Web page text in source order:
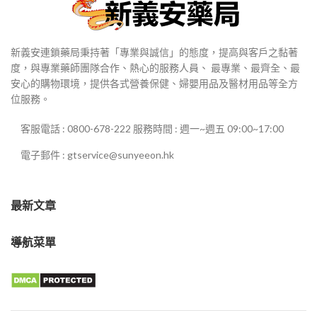
新義安連鎖藥局秉持著「專業與誠信」的態度，提高與客戶之黏著
度，與專業藥師團隊合作、熱心的服務人員、 最專業、最齊全、最
安心的購物環境，提供各式營養保健、婦嬰用品及醫材用品等全方
位服務。
客服電話 : 0800-678-222 服務時間 : 週一~週五 09:00~17:00
電子郵件 : gtservice@sunyeeon.hk
最新文章
導航菜單